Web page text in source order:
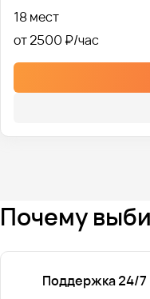
18 мест
от 2500 ₽
Почему
Поддержка 24/7